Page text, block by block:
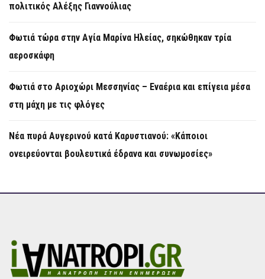
πολιτικός Αλέξης Γιαννούλιας
Φωτιά τώρα στην Aγία Μαρίνα Ηλείας, σηκώθηκαν τρία
αεροσκάφη
Φωτιά στο Αριοχώρι Μεσσηνίας – Εναέρια και επίγεια μέσα
στη μάχη με τις φλόγες
Νέα πυρά Αυγερινού κατά Καρυστιανού: «Κάποιοι
ονειρεύονται βουλευτικά έδρανα και συνωμοσίες»